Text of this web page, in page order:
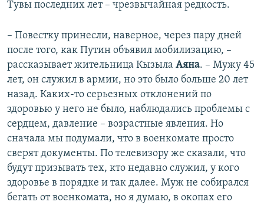
Тувы последних лет – чрезвычайная редкость.
– Повестку принесли, наверное, через пару дней
после того, как Путин объявил мобилизацию, –
рассказывает жительница Кызыла Аяна. – Мужу 45
лет, он служил в армии, но это было больше 20 лет
назад. Каких-то серьезных отклонений по
здоровью у него не было, наблюдались проблемы с
сердцем, давление – возрастные явления. Но
сначала мы подумали, что в военкомате просто
сверят документы. По телевизору же сказали, что
будут призывать тех, кто недавно служил, у кого
здоровье в порядке и так далее. Муж не собирался
бегать от военкомата, но я думаю, в окопах его